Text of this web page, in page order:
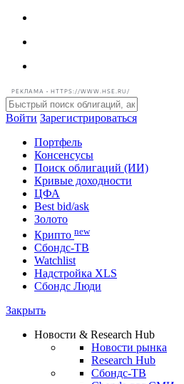
РЕКЛАМА • HTTPS://WWW.HSE.RU/
Войти Зарегистрироваться
Портфель
Консенсусы
Поиск облигаций (ИИ)
Кривые доходности
ЦФА
Best bid/ask
Золото
Крипто new
Watchlist
Сбондс Люди